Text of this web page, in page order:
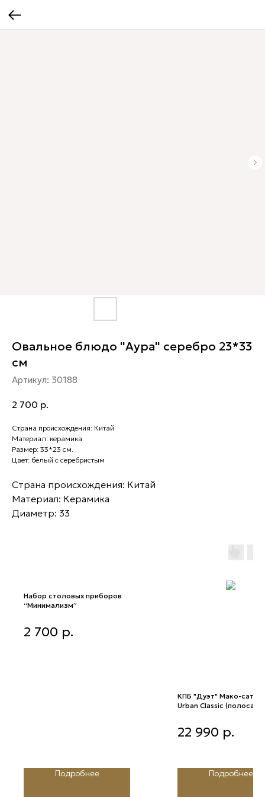
Овальное блюдо "Аура" серебро 23*33
см
Артикул: 30188
2 700 р.
Страна происхождения: Китай
Материал: керамика
Размер: 33*23 см.
Цвет: белый с серебристым
Страна происхождения: Китай
Материал: Керамика
Диаметр: 33
Набор столовых приборов
“Минимализм”
“Минимализм”
2 700 р.
Подробнее
КПБ "Дуэт" Мако-сатин
Urban Classiс (полоса
Classiс (полоса 5х5) (3185
Розовая камея)
22 990 р.
Подробнее